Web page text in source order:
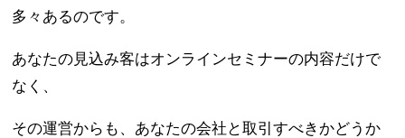
多々あるのです。
あなたの見込み客はオンラインセミナーの内容だけで
なく、
その運営からも、あなたの会社と取引すべきかどうか